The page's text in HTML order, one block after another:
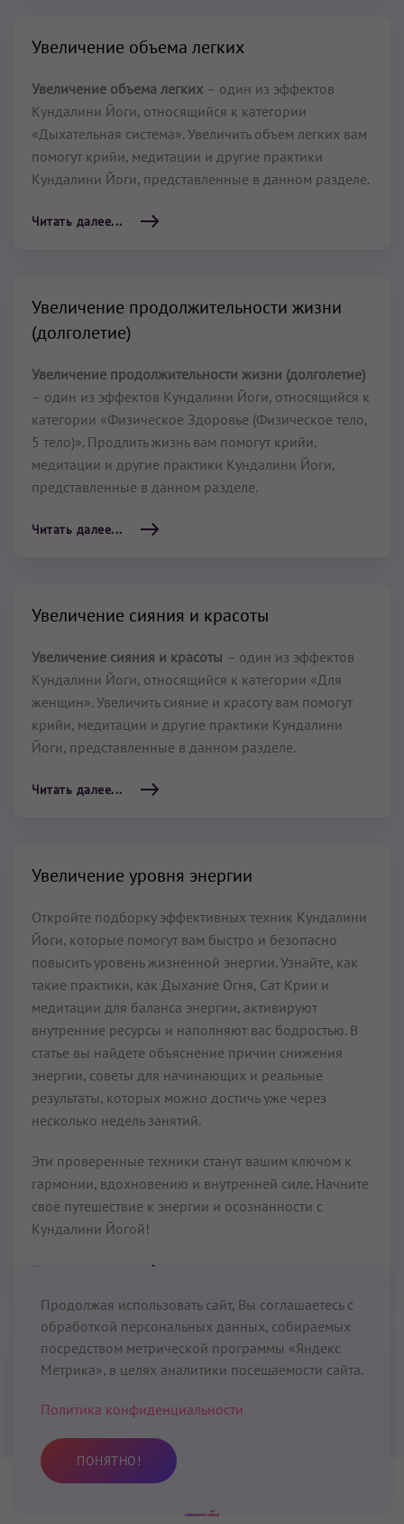
Увеличение объема легких
Увеличение объема легких – один из эффектов
Кундалини Йоги, относящийся к категории
«Дыхательная система». Увеличить объем легких вам
помогут крийи, медитации и другие практики
Кундалини Йоги, представленные в данном разделе.
Читать далее...
Увеличение продолжительности жизни
(долголетие)
Увеличение продолжительности жизни (долголетие)
– один из эффектов Кундалини Йоги, относящийся к
категории «Физическое Здоровье (Физическое тело,
5 тело)». Продлить жизнь вам помогут крийи,
медитации и другие практики Кундалини Йоги,
представленные в данном разделе.
Читать далее...
Увеличение сияния и красоты
Увеличение сияния и красоты – один из эффектов
Кундалини Йоги, относящийся к категории «Для
женщин». Увеличить сияние и красоту вам помогут
крийи, медитации и другие практики Кундалини
Йоги, представленные в данном разделе.
Читать далее...
Увеличение уровня энергии
Откройте подборку эффективных техник Кундалини
Йоги, которые помогут вам быстро и безопасно
повысить уровень жизненной энергии. Узнайте, как
такие практики, как Дыхание Огня, Сат Крии и
медитации для баланса энергии, активируют
внутренние ресурсы и наполняют вас бодростью. В
статье вы найдете объяснение причин снижения
энергии, советы для начинающих и реальные
результаты, которых можно достичь уже через
несколько недель занятий.
Эти проверенные техники станут вашим ключом к
гармонии, вдохновению и внутренней силе. Начните
своё путешествие к энергии и осознанности с
Кундалини Йогой!
Читать далее...
Увеличение физической силы и
выносливости
один из эффектов Кундалини Йоги, относящийся к
категории «Физическое Здоровье (Физическое тело,
вам помогут крийи, медитации и другие практики
Продолжая использовать сайт, Вы соглашаетесь с
обработкой персональных данных, собираемых
посредством метрической программы «Яндекс
Метрика», в целях аналитики посещаемости сайта.
Политика конфиденциальности
ПОНЯТНО!